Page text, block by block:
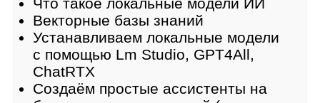
универсальных систем
искусственного интеллекта,
решающих задачи реального